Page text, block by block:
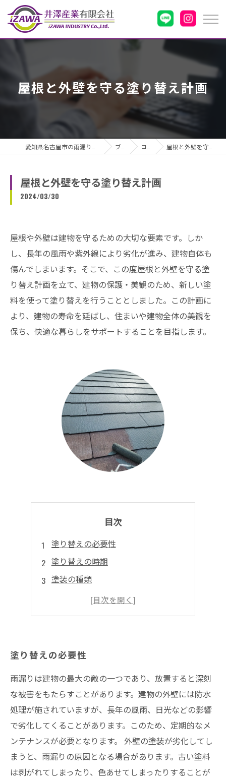
屋根と外壁を守る塗り替え計画
ブログ コラム 屋根と外壁を守る塗り替え計画
屋根と外壁を守る塗り替え計画
2024/03/30
屋根や外壁は建物を守るための大切な要素です。しか
し、長年の風雨や紫外線により劣化が進み、建物自体も
傷んでしまいます。そこで、この度屋根と外壁を守る塗
り替え計画を立て、建物の保護・美観のため、新しい塗
料を使って塗り替えを行うこととしました。この計画に
より、建物の寿命を延ばし、住まいや建物全体の美観を
保ち、快適な暮らしをサポートすることを目指します。
目次
塗り替えの必要性
塗り替えの時期
塗装の種類
業者選びのポイント
塗装後のメンテナンス
塗り替えの必要性
雨漏りは建物の最大の敵の一つであり、放置すると深刻
な被害をもたらすことがあります。建物の外壁には防水
処理が施されていますが、長年の風雨、日光などの影響
で劣化してくることがあります。このため、定期的なメ
ンテナンスが必要となります。 外壁の塗装が劣化してし
まうと、雨漏りの原因となる場合があります。古い塗料
は剥がれてしまったり、色あせてしまったりすることが